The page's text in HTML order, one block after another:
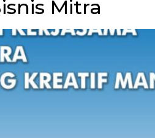
Mitra